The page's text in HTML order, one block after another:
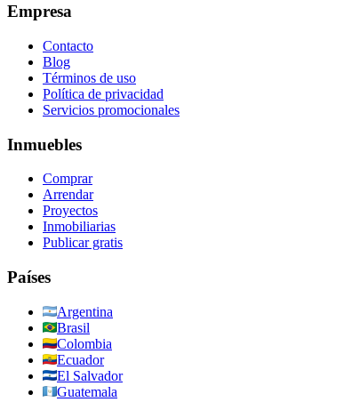
Empresa
Contacto
Blog
Términos de uso
Política de privacidad
Servicios promocionales
Inmuebles
Comprar
Arrendar
Proyectos
Inmobiliarias
Publicar gratis
Países
Argentina
Brasil
Colombia
Ecuador
El Salvador
Guatemala